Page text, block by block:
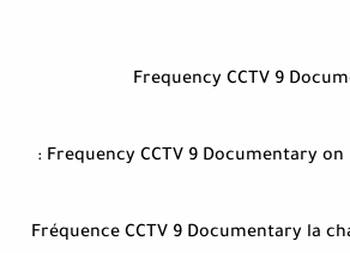
Frequency CCTV 9
Frequency CCTV 9 Documentary on
Fréquence CCTV 9 Documentary la